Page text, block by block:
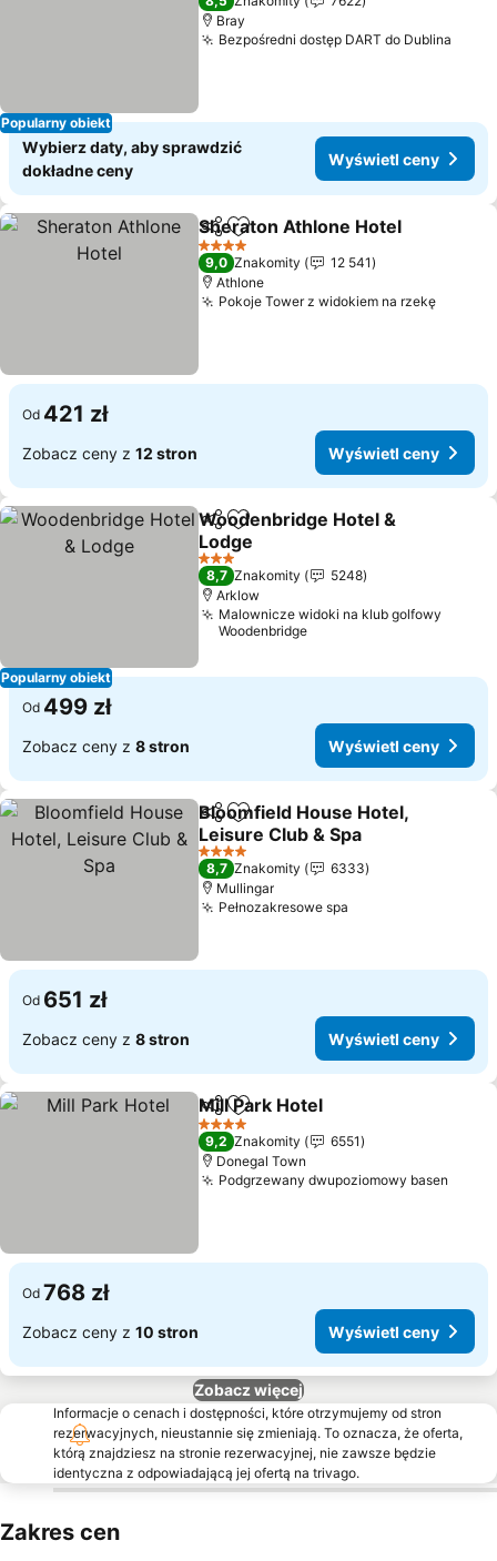
Popularny obiekt
Bray
Bezpośredni dostęp DART do Dublina
Wybierz daty, aby sprawdzić
dokładne ceny
Wyświetl ceny
UdostępnijDodaj do ulubionych
Sheraton Athlone Hotel
4 Kategoria
9,0 Znakomity
12 541
Athlone
Pokoje Tower z widokiem na rzekę
Od 421 zł
Zobacz ceny z 12 stron Wyświetl ceny
Popularny obiekt
Udostępnij
Dodaj do ulubionych
Woodenbridge Hotel &
Lodge
3 Kategoria
8,7 Znakomity
5248
Arklow
Malownicze widoki na klub golfowy
Woodenbridge
Od 499 zł
Zobacz ceny z 8 stron Wyświetl ceny
Udostępnij
Dodaj do ulubionych
Bloomfield House Hotel,
Leisure Club & Spa
4 Kategoria
8,7 Znakomity
6333
Mullingar
Pełnozakresowe spa
Od 651 zł
Zobacz ceny z 8 stron Wyświetl ceny
Udostępnij
Dodaj do ulubionych
Mill Park Hotel
4 Kategoria
9,2 Znakomity
6551
Donegal Town
Podgrzewany dwupoziomowy basen
Od 768 zł
Zobacz ceny z 10 stron Wyświetl ceny
Zobacz więcej
Informacje o cenach i dostępności, które otrzymujemy od stron
rezerwacyjnych, nieustannie się zmieniają. To oznacza, że oferta,
którą znajdziesz na stronie rezerwacyjnej, nie zawsze będzie
identyczna z odpowiadającą jej ofertą na trivago.
Zakres cen